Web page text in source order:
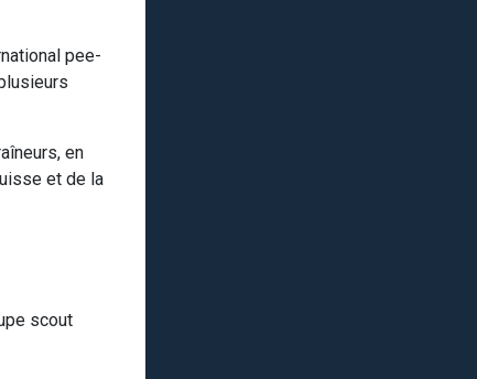
pee-
en
et de la
scout